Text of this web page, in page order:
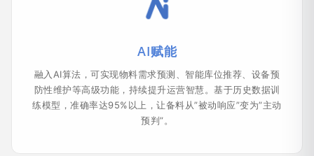
AI赋能
融入AI算法，可实现物料需求预测、智能库位推荐、设备预
防性维护等高级功能，持续提升运营智慧。基于历史数据训
练模型，准确率达95%以上，让备料从”被动响应”变为”主动
预判”。